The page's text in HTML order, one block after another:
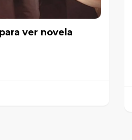
ver novela